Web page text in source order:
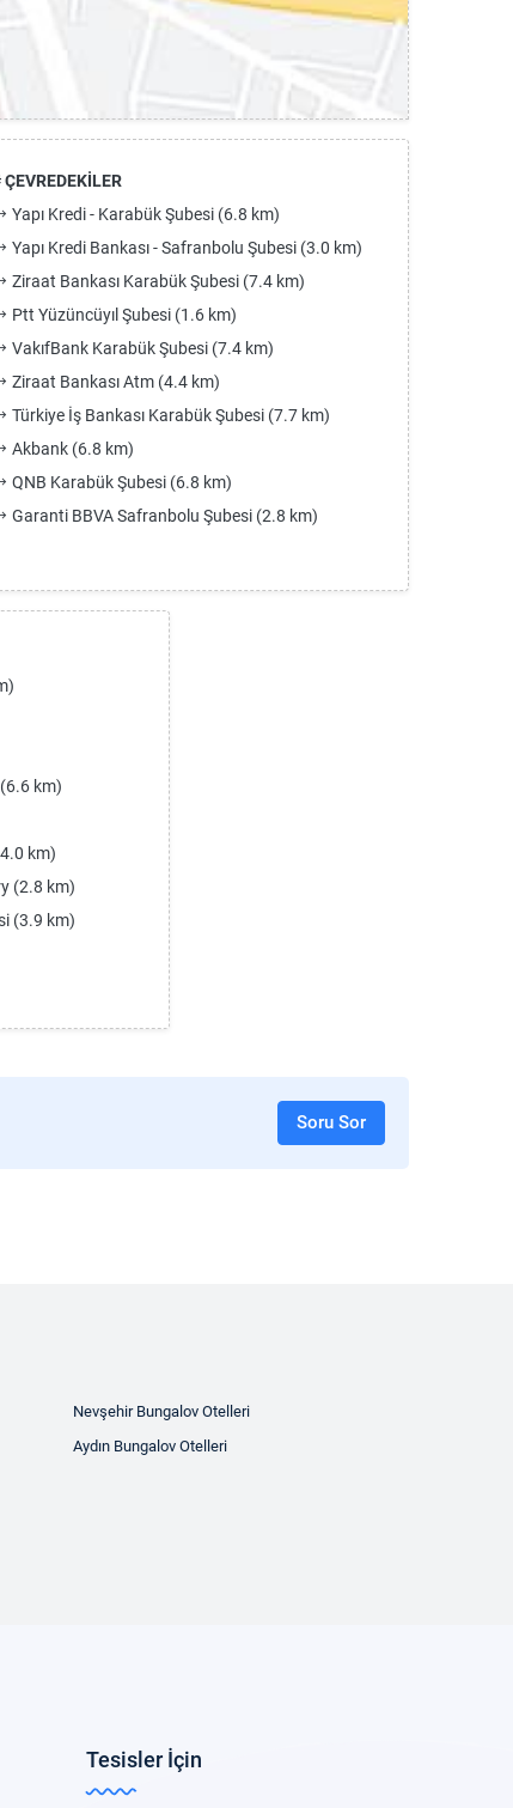
ÇEVREDEKİLER
Yapı Kredi - Karabük Şubesi (6.8 km)
Yapı Kredi Bankası - Safranbolu Şubesi (3.0 km)
Ziraat Bankası Karabük Şubesi (7.4 km)
Ptt Yüzüncüyıl Şubesi (1.6 km)
VakıfBank Karabük Şubesi (7.4 km)
Ziraat Bankası Atm (4.4 km)
Türkiye İş Bankası Karabük Şubesi (7.7 km)
Akbank (6.8 km)
QNB Karabük Şubesi (6.8 km)
Garanti BBVA Safranbolu Şubesi (2.8 km)
km)
km)
(2.8 km)
(3.9 km)
Soru Sor
Nevşehir Bungalov Otelleri
Aydın Bungalov Otelleri
Tesisler İçin